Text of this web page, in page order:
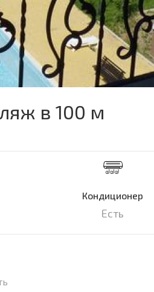
в 100 м
Кондиционер
Есть